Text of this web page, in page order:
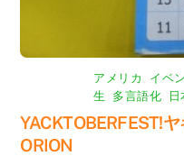
アメリカ イベ
生
多言語化
YACKTOBERFEST!
ORION